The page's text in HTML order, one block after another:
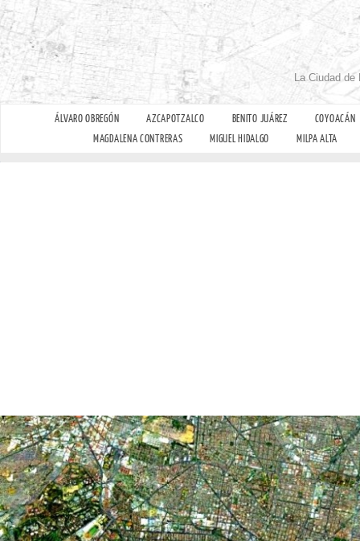
La Ciudad
ÁLVARO OBREGÓN AZCAPOTZALCO BENITO JUÁREZ
COYOACÁN
MAGDALENA CONTRERAS
MIGUEL HIDALGO MILPA ALTA